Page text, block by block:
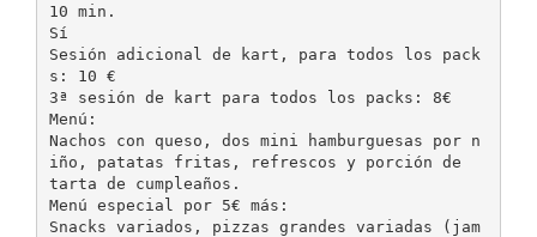
10 min.
Sí
Sesión adicional de kart, para todos los pack
s: 10 €
3ª sesión de kart para todos los packs: 8€
Menú:
Nachos con queso, dos mini hamburguesas por n
iño, patatas fritas, refrescos y porción de
tarta de cumpleaños.
Menú especial por 5€ más:
Snacks variados, pizzas grandes variadas (jam